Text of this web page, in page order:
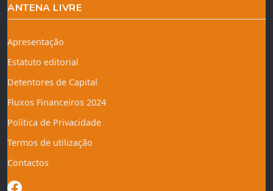
ANTENA LIVRE
Apresentação
Estatuto editorial
Detentores de Capital
Fluxos Financeiros 2024
Política de Privacidade
Termos de utilização
Contactos